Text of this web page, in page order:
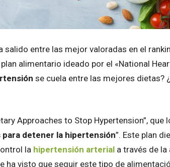
salido entre las mejor valoradas en el
alimentario ideado por el «National
se cuela entre las mejores dietas?
Approaches to Stop Hypertension”, que
detener la hipertensión”. Este plan
la hipertensión arterial a través de la
ha visto que seguir este tipo de